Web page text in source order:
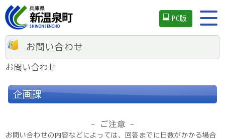
PC版
お問い合わせ
お問い合わせ
企画課
- ご注意 -
お問い合わせの内容などによっては、回答までに日数がかかる場合